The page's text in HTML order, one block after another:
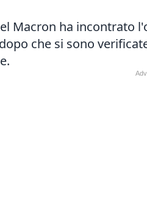
Macron ha incontrato
che si sono